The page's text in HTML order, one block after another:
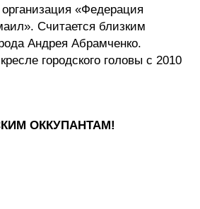
«Федерация
Считается близким
Андрея Абрамченко.
городского головы с 2010
ОККУПАНТАМ!